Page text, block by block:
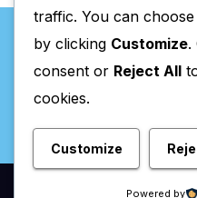
Valpaços
traffic. You can
by clicking Customize.
consent or Reject All
cookies.
Customize
Powered by